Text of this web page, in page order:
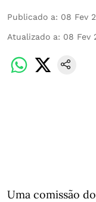
Publicado a: 08 Fev
Atualizado a: 08 Fev
Uma comissão